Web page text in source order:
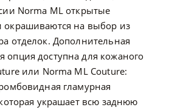
Norma ML открытые
окрашиваются на выбор из
отделок. Дополнительная
опция доступна для кожаного
или Norma ML Couture:
гламурная
украшает всю заднюю